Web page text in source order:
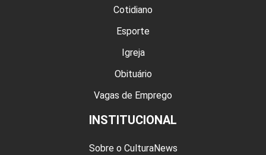
Cotidiano
Esporte
Igreja
Obituário
Vagas de Emprego
INSTITUCIONAL
Sobre o CulturaNews